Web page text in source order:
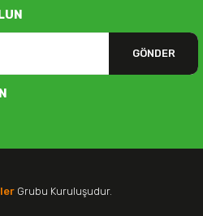
GÖNDER
Grubu Kuruluşudur.